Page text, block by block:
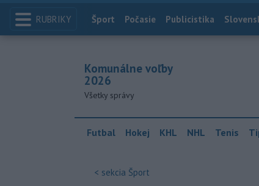
RUBRIKY Index
Šport Počasie Publicistika
Komunálne voľby
2026
Všetky správy
Futbal Hokej KHL NHL Tenis
< sekcia Šport